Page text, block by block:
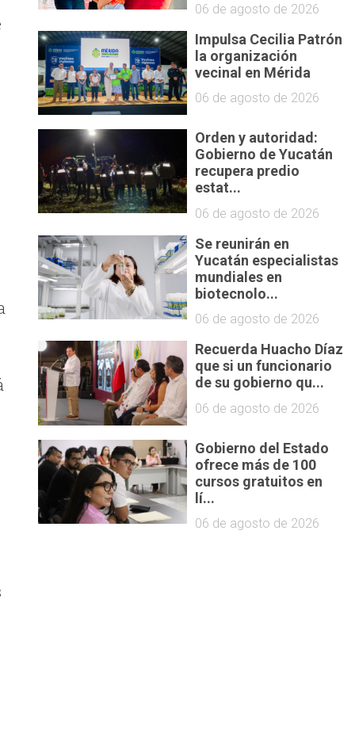
06 de agosto de 2026
Impulsa Cecilia Patrón
la organización
vecinal en Mérida
06 de agosto de 2026
Orden y autoridad:
Gobierno de Yucatán
recupera predio
estat...
06 de agosto de 2026
Se reunirán en
Yucatán especialistas
mundiales en
biotecnolo...
06 de agosto de 2026
Recuerda Huacho Díaz
que si un funcionario
de su gobierno qu...
06 de agosto de 2026
Gobierno del Estado
ofrece más de 100
cursos gratuitos en
lí...
06 de agosto de 2026